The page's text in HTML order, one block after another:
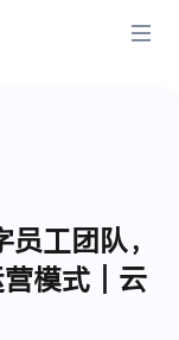
工团队，
模式｜云